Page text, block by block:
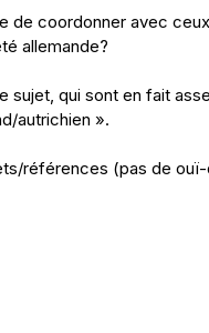
de coordonner avec
allemande?
sujet, qui sont en fait
autrichien ».
références (pas de